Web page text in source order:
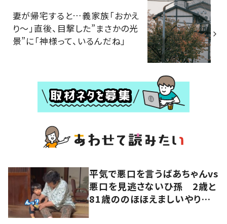
妻が帰宅すると…義家族「おかえ
り～」直後、目撃した”まさかの光
景”に「神様って、いるんだね」
平気で悪口を言うばあちゃんvs
悪口を見逃さないひ孫 2歳と
81歳ののほほえましいやり取り